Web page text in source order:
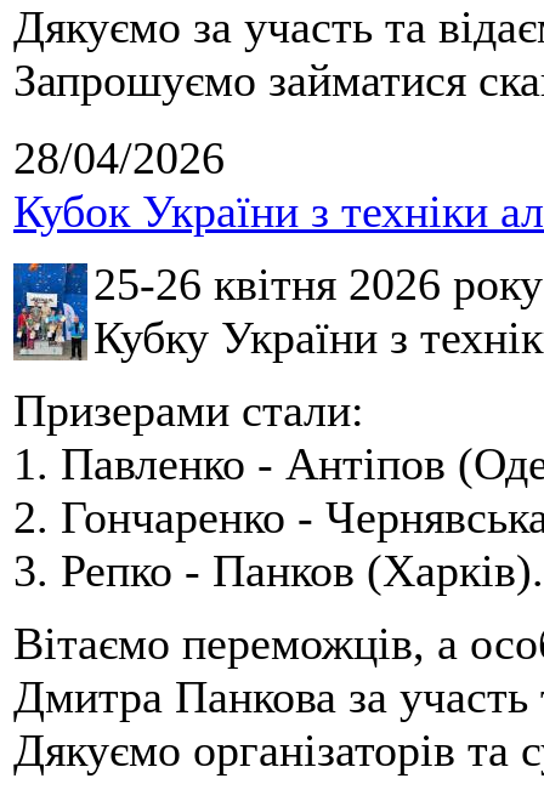
Дякуємо за участь та
Запрошуємо займатися
28/04/2026
Кубок України з техніки
25-26 квітня 2026
Кубку України з
Призерами стали:
1. Павленко - Антіпов
2. Гончаренко -
3. Репко - Панков (Харків).
Вітаємо переможців, а
Дмитра Панкова за
Дякуємо організаторів та